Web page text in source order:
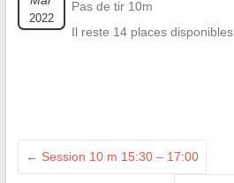
2022
Pas de tir 10m
Il reste 14 places disponibles
← Session 10 m 15:30 – 17:00